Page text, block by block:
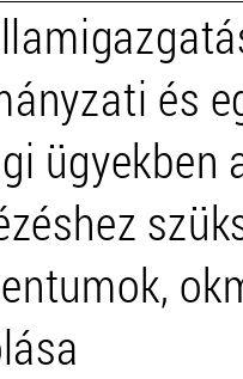
és
ügyekben